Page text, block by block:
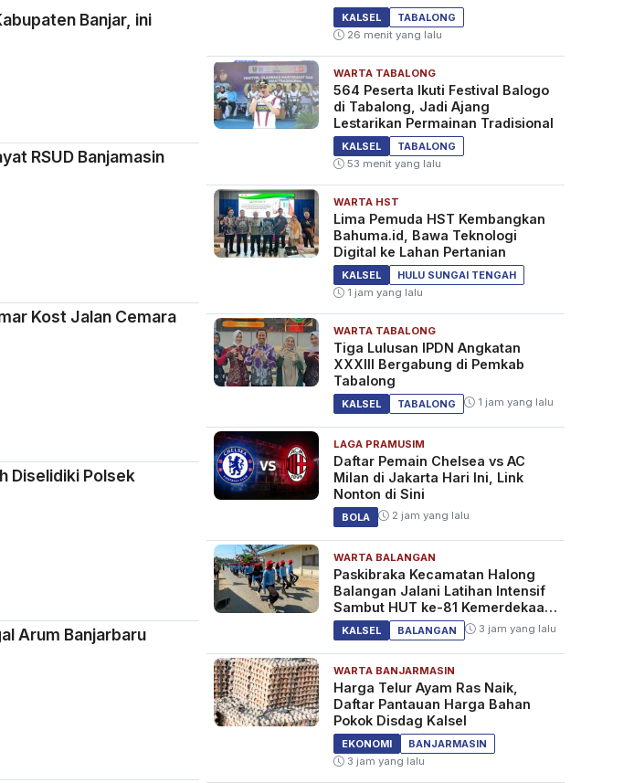
Banjar, ini
RSUD Banjamasin
Kost Jalan Cemara
Diselidiki Polsek
Arum Banjarbaru
KALSEL
TABALONG
26 menit yang lalu
WARTA TABALONG
564 Peserta Ikuti Festival Balogo
di Tabalong, Jadi Ajang
Lestarikan Permainan Tradisional
KALSEL
TABALONG
53 menit yang lalu
WARTA HST
Lima Pemuda HST Kembangkan
Bahuma.id, Bawa Teknologi
Digital ke Lahan Pertanian
KALSEL
HULU SUNGAI TENGAH
1 jam yang lalu
WARTA TABALONG
Tiga Lulusan IPDN Angkatan
XXXIII Bergabung di Pemkab
Tabalong
KALSEL TABALONG 1 jam yang lalu
LAGA PRAMUSIM
Daftar Pemain Chelsea vs AC
Milan di Jakarta Hari Ini, Link
Nonton di Sini
BOLA 2 jam yang lalu
WARTA BALANGAN
Paskibraka Kecamatan Halong
Balangan Jalani Latihan Intensif
Sambut HUT ke-81 Kemerdekaan
RIKALSEL BALANGAN 3 jam yang lalu
WARTA BANJARMASIN
Harga Telur Ayam Ras Naik,
Daftar Pantauan Harga Bahan
Pokok Disdag Kalsel
EKONOMI
BANJARMASIN
3 jam yang lalu